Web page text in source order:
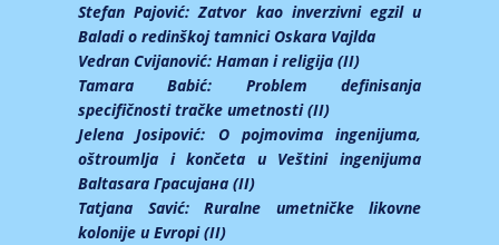
Stefan Pajović:Zatvor kao inverzivni egzil u
Baladi o redinškoj tamnici Oskara Vajlda
Vedran Cvijanović: Haman i religija (II)
Tamara Babić: Problem definisanja
specifičnosti tračke umetnosti (II)
Jelena Josipović: O pojmovima ingenijuma,
oštroumlja i končeta u Veštini ingenijuma
Baltasara Грасијана (II)
Tatjana Savić: Ruralne umetničke likovne
kolonije u Evropi (II)